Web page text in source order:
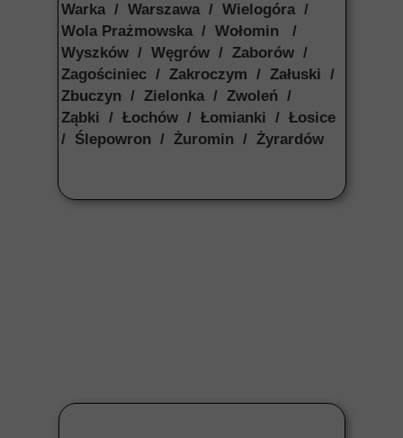
Warka / Warszawa / Wielogóra /
Wola Prażmowska / Wołomin /
Wyszków / Węgrów / Zaborów /
Zagościniec / Zakroczym / Załuski /
Zbuczyn / Zielonka / Zwoleń /
Ząbki / Łochów / Łomianki / Łosice
/ Ślepowron / Żuromin / Żyrardów